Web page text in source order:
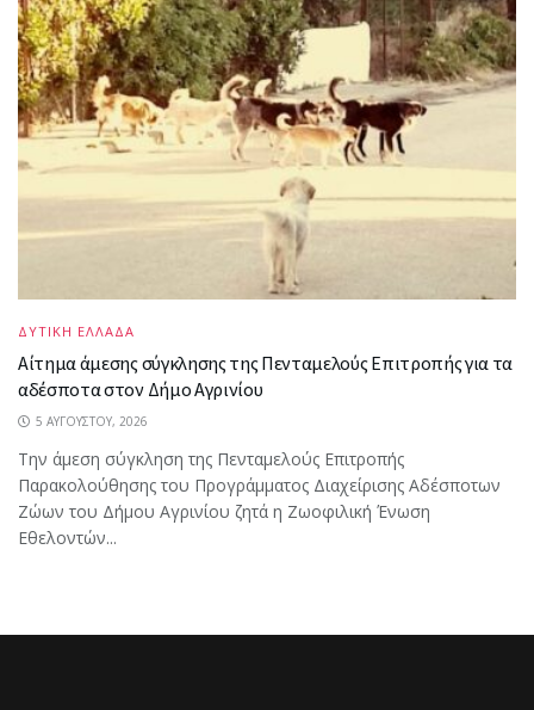
ΔΥΤΙΚΗ ΕΛΛΑΔΑ
Αίτημα άμεσης σύγκλησης της Πενταμελούς Επιτροπής για τα
αδέσποτα στον Δήμο Αγρινίου
5 ΑΥΓΟΎΣΤΟΥ, 2026
Την άμεση σύγκληση της Πενταμελούς Επιτροπής
Παρακολούθησης του Προγράμματος Διαχείρισης Αδέσποτων
Ζώων του Δήμου Αγρινίου ζητά η Ζωοφιλική Ένωση
Εθελοντών...